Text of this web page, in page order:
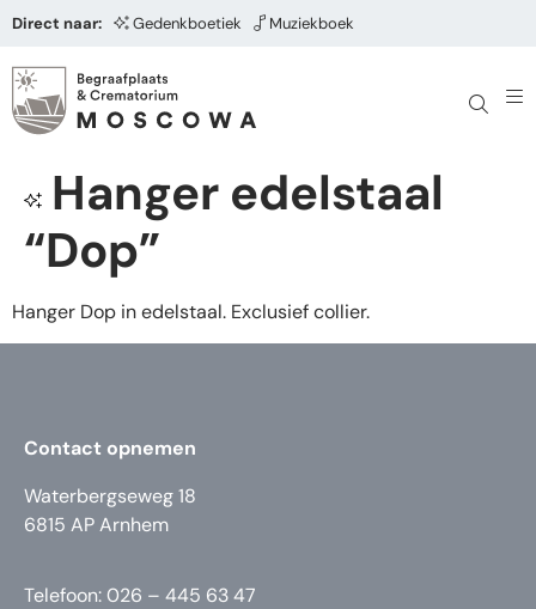
Direct naar: Gedenkboetiek Muziekboek
Hanger edelstaal
“Dop”
Hanger Dop in edelstaal. Exclusief collier.
Contact opnemen
Waterbergseweg 18
6815 AP Arnhem
Telefoon: 026 – 445 63 47